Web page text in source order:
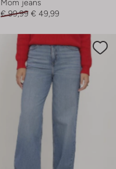
Mom jeans
€ 99,99 € 49,99